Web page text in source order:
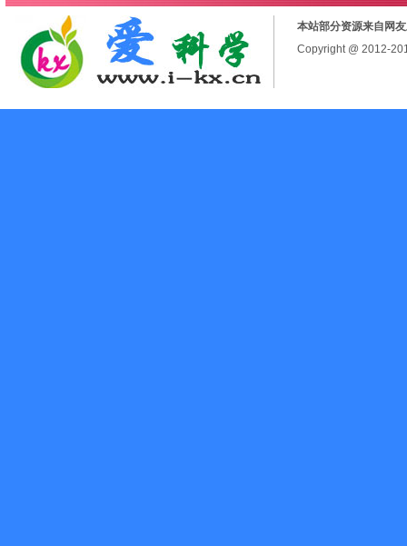
本站部分资源来自网
Copyright @ 2012-